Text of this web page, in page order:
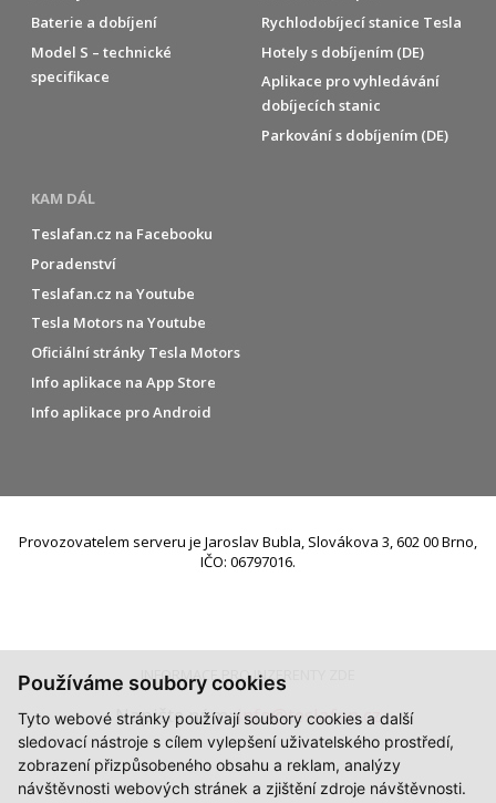
Používáme soubory cookies
Tyto webové stránky používají soubory cookies a další
sledovací nástroje s cílem vylepšení uživatelského prostředí,
zobrazení přizpůsobeného obsahu a reklam, analýzy
návštěvnosti webových stránek a zjištění zdroje návštěvnosti.
Baterie a dobíjení
Model S – technické
specifikace
Rychlodobíjecí stanice Tesla
Hotely s dobíjením (DE)
Aplikace pro vyhledávání
dobíjecích stanic
Parkování s dobíjením (DE)
KAM DÁL
Teslafan.cz na Facebooku
Poradenství
Teslafan.cz na Youtube
Tesla Motors na Youtube
Oficiální stránky Tesla Motors
Info aplikace na App Store
Info aplikace pro Android
Provozovatelem serveru je Jaroslav Bubla, Slovákova 3, 602 00 Brno,
IČO: 06797016.
INFORMACE PRO INZERENTY ZDE
Napište nám:info@teslafan.cz